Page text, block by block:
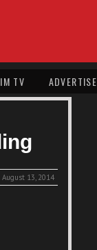
IM TV ADVERTISE
August 13, 2014